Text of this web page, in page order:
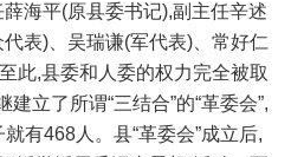
海平(原县委书记),副主任辛述
表)、吴瑞谦(军代表)、常好仁
此,县委和人委的权力完全被取
立了所谓“三结合”的“革委会”,
有468人。县“革委会”成立后,